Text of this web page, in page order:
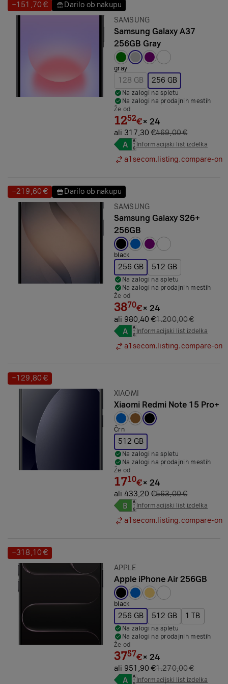
Prihranek:
−151,70 € Prihranek:
Darilo ob nakupu
Znamka:
SAMSUNG
Samsung Galaxy A37
256GB Gray
Izbrana barva:
gray
128 GB 256 GB
Na zalogi na spletu
Na zalogi na prodajnih mestih
Že od
1252€× 24
ali 317,30 €469,00 €
Informacijski list izdelka
a1secom.listing.compare-on
Prihranek:
−219,60 € Prihranek:
Darilo ob nakupu
Znamka:
SAMSUNG
Samsung Galaxy S26+
256GB
Izbrana barva:
black
256 GB 512 GB
Na zalogi na spletu
Na zalogi na prodajnih mestih
Že od
3870€× 24
ali 980,40 €1.200,00 €
Informacijski list izdelka
a1secom.listing.compare-on
Prihranek:
−129,80 €
Znamka:
XIAOMI
Xiaomi Redmi Note 15 Pro+
Izbrana barva:
Črn
512 GB
Na zalogi na spletu
Na zalogi na prodajnih mestih
Že od
1710€× 24
ali 433,20 €563,00 €
Informacijski list izdelka
a1secom.listing.compare-on
Prihranek:
−318,10 €
Znamka:
APPLE
Apple iPhone Air 256GB
Izbrana barva:
black
256 GB 512 GB 1 TB
Na zalogi na spletu
Na zalogi na prodajnih mestih
Že od
3757€× 24
ali 951,90 €1.270,00 €
Informacijski list izdelka